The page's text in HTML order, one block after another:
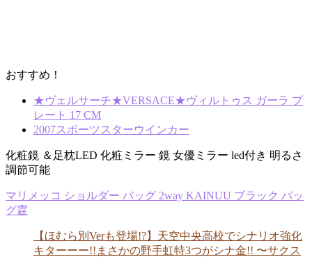
おすすめ！
★ヴェルサーチ★VERSACE★ヴィルトゥス ガーラ プ
レート 17 CM
2007スポーツスターウインカー
化粧鏡 ＆足枕LED 化粧ミラー 鏡 女優ミラー led付き 明るさ
調節可能
マリメッコ ショルダー バッグ 2way KAINUU ブラック バッ
グ霆
【ほむら別Verも登場!?】天空中央高校でシナリオ強化
キターーー!!まさかの野手虹特3つがシナ金!! 〜サクス